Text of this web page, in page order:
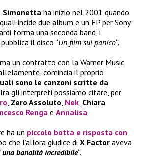
Simonetta ha inizio nel 2001 quando
incide due album e un EP per Sony
forma una seconda band, i
il disco “Un film sul panico“.
un contratto con la Warner Music
comincia il proprio
sono le canzoni scritte da
gli interpreti possiamo citare, per
, Zero Assoluto, Nek, Chiara
Renga e Annalisa.
ha un piccolo botta e risposta con
che l’allora giudice di X Factor aveva
una banalità incredibile“.